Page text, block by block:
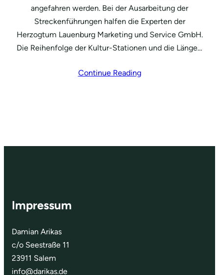
angefahren werden. Bei der Ausarbeitung der
Streckenführungen halfen die Experten der
Herzogtum Lauenburg Marketing und Service GmbH.
Die Reihenfolge der Kultur-Stationen und die Länge…
Continue Reading
Impressum
Damian Arikas
c/o Seestraße 11
23911 Salem
info@darikas.de